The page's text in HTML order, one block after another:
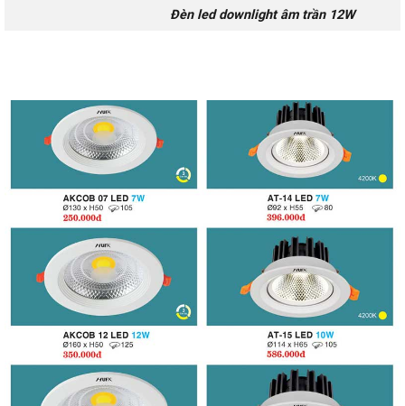
Đèn led downlight âm trần 12W